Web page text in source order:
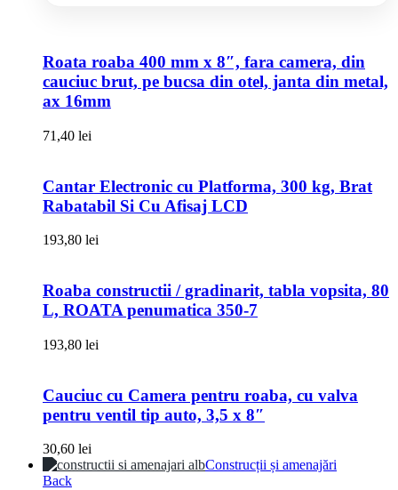
Roata roaba 400 mm x 8″, fara camera, din
cauciuc brut, pe bucsa din otel, janta din metal,
ax 16mm
71,40 lei
Cantar Electronic cu Platforma, 300 kg, Brat
Rabatabil Si Cu Afisaj LCD
193,80 lei
Roaba constructii / gradinarit, tabla vopsita, 80
L, ROATA penumatica 350-7
193,80 lei
Cauciuc cu Camera pentru roaba, cu valva
pentru ventil tip auto, 3,5 x 8″
30,60 lei
Construcții și amenajări
Back